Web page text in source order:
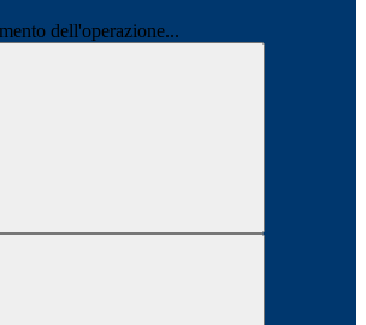
dell'operazione...